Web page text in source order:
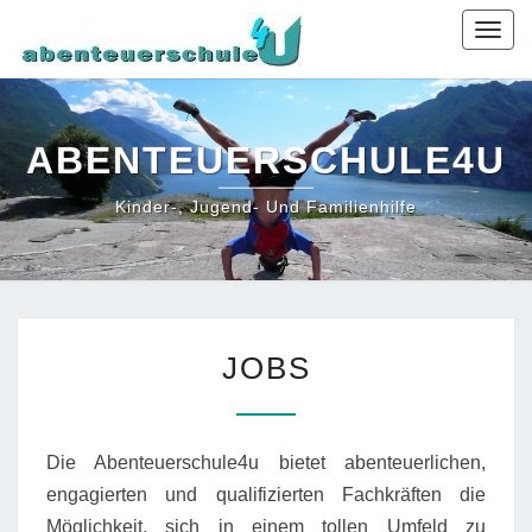
ABENTEUERSCHULE4U
Kinder-, Jugend- Und Familienhilfe
JOBS
Die Abenteuerschule4u bietet abenteuerlichen,
engagierten und qualifizierten Fachkräften die
Möglichkeit, sich in einem tollen Umfeld zu